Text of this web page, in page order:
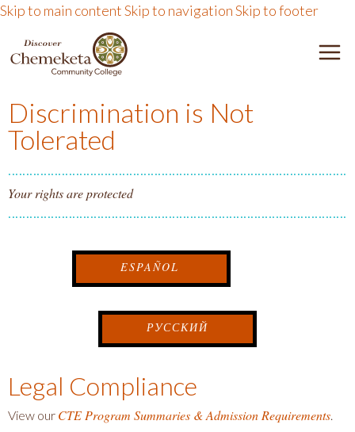
Skip to main contentSkip to navigationSkip to footer
DISCOVER CHEMEKETA
Discrimination is Not
Tolerated
Your rights are protected
ESPAÑOL
РУССКИЙ
Legal Compliance
View our CTE Program Summaries & Admission Requirements.